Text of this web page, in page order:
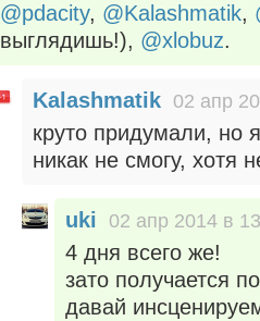
@pdacity, @Kalashmatik,
выглядишь!), @xlobuz.
Kalashmatik 02 апр
круто придумали, но
никак не смогу, хотя
uki 02 апр 2014 в
4 дня всего же!
зато получается
давай